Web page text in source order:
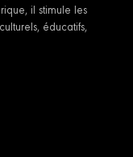
il stimule les
éducatifs,